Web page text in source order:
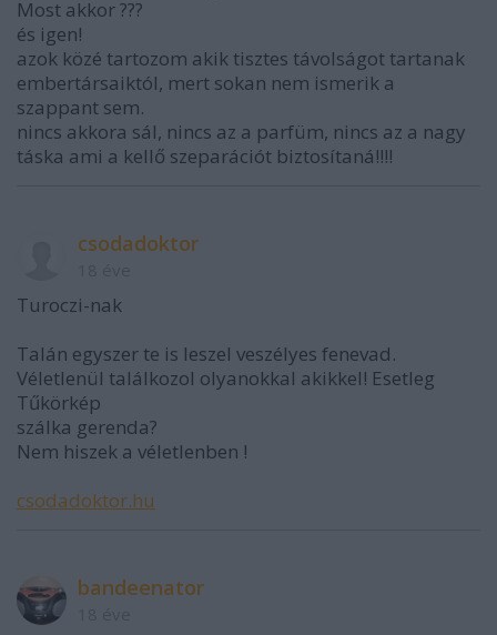
Most akkor ???
és igen!
azok közé tartozom akik tisztes távolságot tartanak
embertársaiktól, mert sokan nem ismerik a
szappant sem.
nincs akkora sál, nincs az a parfüm, nincs az a nagy
táska ami a kellő szeparációt biztosítaná!!!!
csodadoktor
Turoczi-nak
Talán egyszer te is leszel veszélyes fenevad.
Véletlenül találkozol olyanokkal akikkel! Esetleg
Tűkörkép
szálka gerenda?
Nem hiszek a véletlenben !
csodadoktor.hu
bandeenator